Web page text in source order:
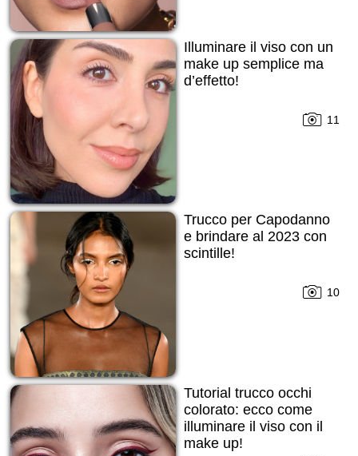
Illuminare il viso con un
make up semplice ma
d’effetto!
11
Trucco per Capodanno
е brindare al 2023 con
scintille!
10
Tutorial trucco occhi
colorato: ecco come
illuminare il viso con il
make up!